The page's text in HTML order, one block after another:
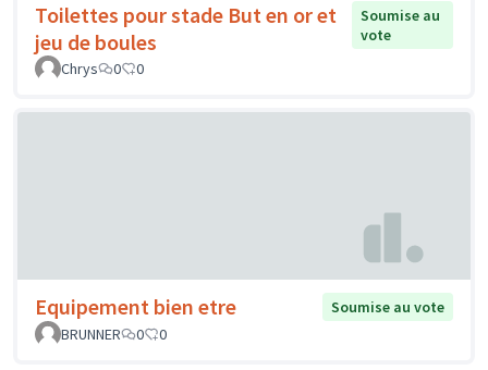
Toilettes pour stade But en or et
jeu de boules
Soumise au
vote
Chrys
0 0
Equipement bien etre
Soumise au vote
BRUNNER
0 0